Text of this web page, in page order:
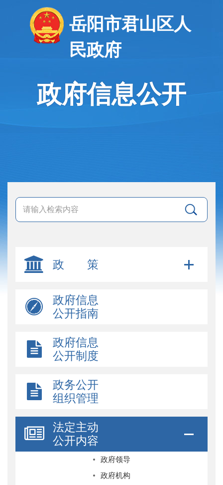
岳阳市君山区人
民政府
政府信息公开
政 策
政府信息
公开指南
政府信息
公开制度
政务公开
组织管理
法定主动
公开内容
政府领导
政府机构